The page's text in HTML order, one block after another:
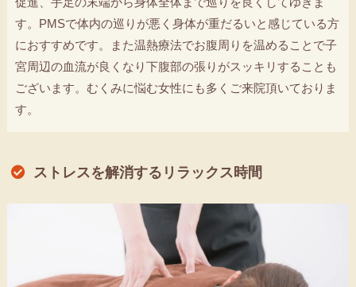
す。PMSで体内の巡りが悪く身体が重だるいと感じている方
におすすめです。また温熱療法でお腹周りを温めることで子
宮周辺の血流が良くなり下腹部の張りがスッキリすることも
ございます。むくみに悩む女性にも多くご来院頂いておりま
す。
ストレスを解消するリラックス時間